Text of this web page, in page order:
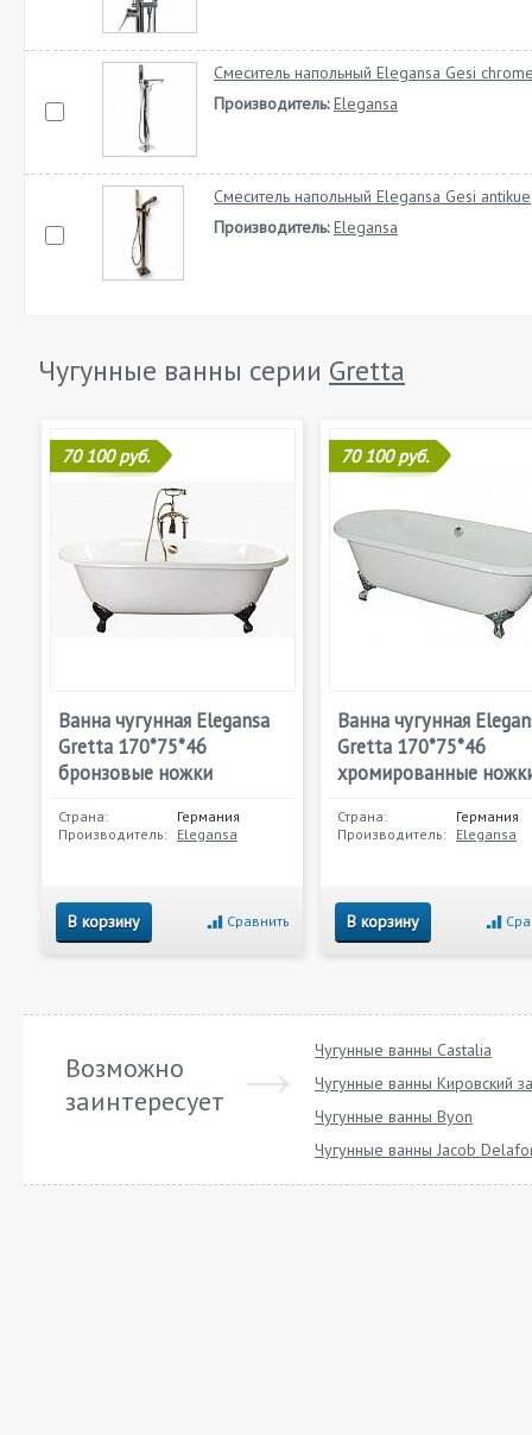
Смеситель напольный Elegansa Gesi
Производитель: Elegansa
Смеситель напольный Elegansa Gesi antikue
Производитель: Elegansa
Чугунные ванны серии Gretta
70 100 руб.
Ванна чугунная Elegansa
Gretta 170*75*46
бронзовые ножки
Страна:
Германия
Производитель: Elegansa
В корзину Сравнить
70 100 руб.
Ванна чугунная
Gretta 170*75*46
хромированные
Страна:
Германия
Производитель: Elegansa
В корзину
Возможно
заинтересует
Чугунные ванны Castalia
Чугунные ванны Кировский
Чугунные ванны Byon
Чугунные ванны Jacob